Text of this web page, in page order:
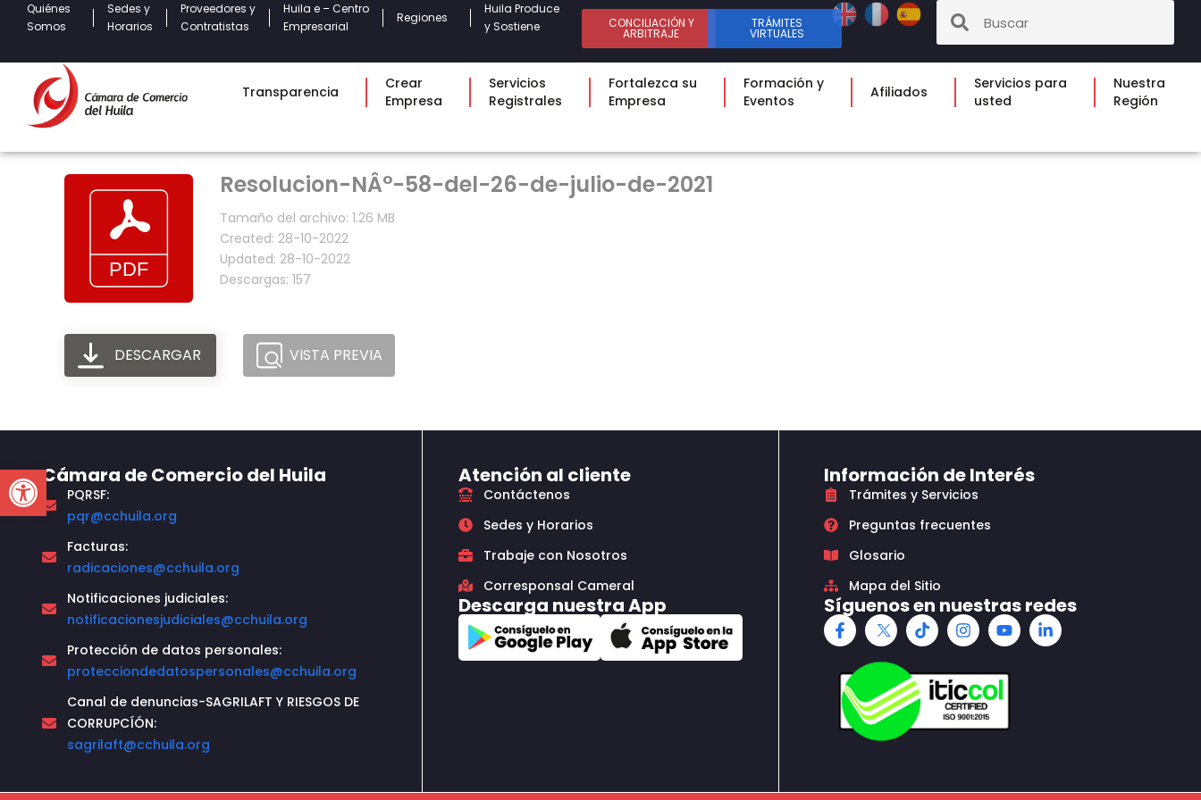
Open toolbar
Quiénes
Somos
Sedes y
Horarios
Proveedores y
Contratistas
Huila e – Centro
Empresarial
Regiones
Huila Produce
y Sostiene
CONCILIACIÓN Y
ARBITRAJE
TRÁMITES
VIRTUALES
Transparencia
Crear
Empresa
Servicios
Registrales
Fortalezca su
Empresa
Formación y
Eventos
Afiliados
Servicios para
usted
Nuestra
Región
Resolucion-NÂ°-58-del-26-de-julio-de-2021
Tamaño del archivo: 1.26 MB
Created: 28-10-2022
Updated: 28-10-2022
Descargas: 157
DESCARGAR VISTA PREVIA
Cámara de Comercio del Huila
PQRSF:
pqr@cchuila.org
Facturas:
radicaciones@cchuila.org
Notificaciones judiciales:
notificacionesjudiciales@cchuila.org
Protección de datos personales:
protecciondedatospersonales@cchuila.org
Canal de denuncias-SAGRILAFT Y RIESGOS DE
CORRUPCÍÓN:
sagrilaft@cchuila.org
Atención al cliente
Contáctenos
Sedes y Horarios
Trabaje con Nosotros
Corresponsal Cameral
Descarga nuestra App
Información de Interés
Trámites y Servicios
Preguntas frecuentes
Glosario
Mapa del Sitio
Síguenos en nuestras redes